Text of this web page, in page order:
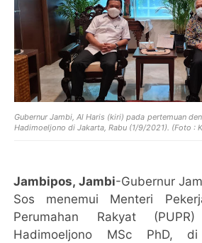
Gubernur Jambi, Al Haris (kiri) pada pertemuan
Hadimoeljono di Jakarta, Rabu (1/9/2021). (Foto :
Jambipos, Jambi-Gubernur
Sos menemui Menteri
Perumahan Rakyat
Hadimoeljono MSc PhD,